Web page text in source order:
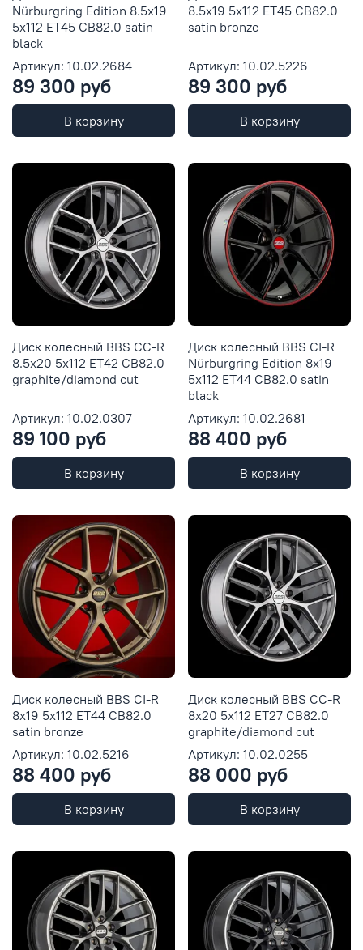
Nürburgring Edition 8.5x19
5x112 ET45 CB82.0 satin
black
Артикул: 10.02.2684
89 300 руб
В корзину
8.5x19 5x112 ET45 CB82.0
satin bronze
Артикул: 10.02.5226
89 300 руб
В корзину
Диск колесный BBS CC-R
8.5x20 5x112 ET42 CB82.0
graphite/diamond cut
Артикул: 10.02.0307
89 100 руб
В корзину
Диск колесный BBS CI-R
Nürburgring Edition 8x19
5x112 ET44 CB82.0 satin
black
Артикул: 10.02.2681
88 400 руб
В корзину
Диск колесный BBS CI-R
8x19 5x112 ET44 CB82.0
satin bronze
Артикул: 10.02.5216
88 400 руб
В корзину
Диск колесный BBS CC-R
8x20 5x112 ET27 CB82.0
graphite/diamond cut
Артикул: 10.02.0255
88 000 руб
В корзину